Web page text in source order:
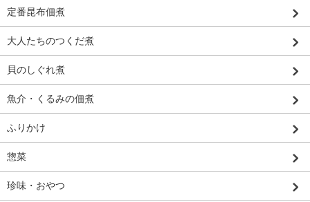
定番昆布佃煮
大人たちのつくだ煮
貝のしぐれ煮
魚介・くるみの佃煮
ふりかけ
惣菜
珍味・おやつ